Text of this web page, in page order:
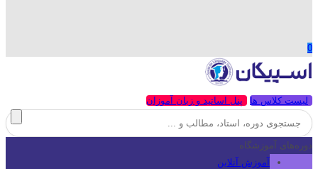
0
لیست کلاس ها پنل اساتید و زبان آموزان
دوره‌های آموزشگاه
آموزش آنلاین